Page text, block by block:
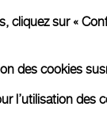
cliquez sur «
des cookies
l’utilisation des